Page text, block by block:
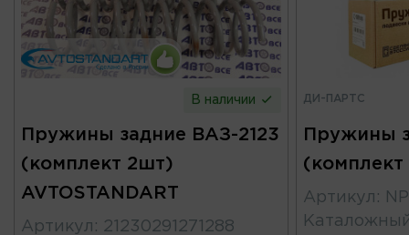
В наличии
Пружины задние ВАЗ-2123
(комплект 2шт)
AVTOSTANDART
Артикул : 21230291271288
ДИ-ПАРТС
Пружины
Артикул :